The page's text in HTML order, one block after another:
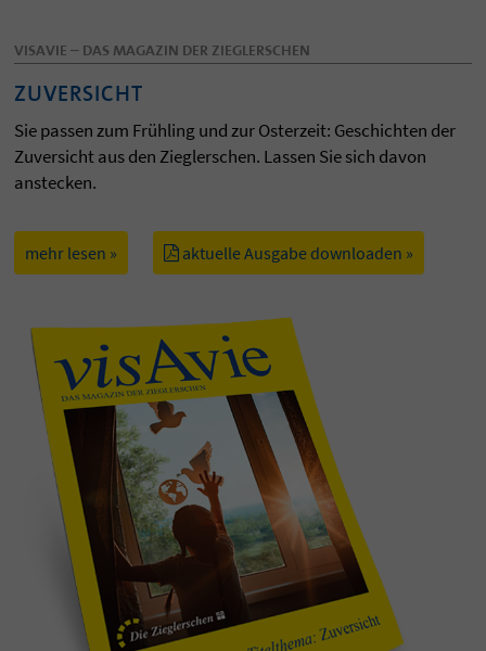
VISAVIE – DAS MAGAZIN DER ZIEGLERSCHEN
ZUVERSICHT
Sie passen zum Frühling und zur Osterzeit: Geschichten der
Zuversicht aus den Zieglerschen. Lassen Sie sich davon
anstecken.
mehr lesen » aktuelle Ausgabe downloaden »